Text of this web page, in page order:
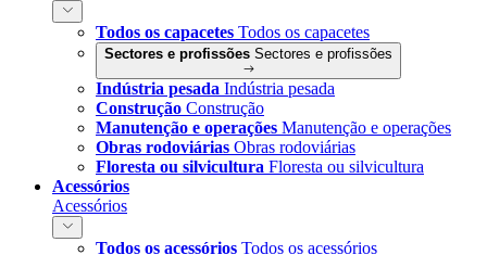
Todos os capacetes Todos os capacetes
Sectores e profissões Sectores e profissões
Indústria pesada Indústria pesada
Construção Construção
Manutenção e operações Manutenção e operações
Obras rodoviárias Obras rodoviárias
Floresta ou silvicultura Floresta ou silvicultura
Acessórios
Acessórios
Todos os acessórios Todos os acessórios